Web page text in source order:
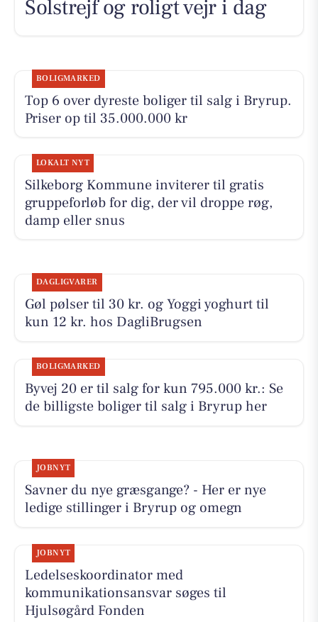
Solstrejf og roligt vejr i dag
BOLIGMARKED
Top 6 over dyreste boliger til salg i Bryrup.
Priser op til 35.000.000 kr
LOKALT NYT
Silkeborg Kommune inviterer til gratis
gruppeforløb for dig, der vil droppe røg,
damp eller snus
DAGLIGVARER
Gøl pølser til 30 kr. og Yoggi yoghurt til
kun 12 kr. hos DagliBrugsen
BOLIGMARKED
Byvej 20 er til salg for kun 795.000 kr.: Se
de billigste boliger til salg i Bryrup her
JOBNYT
Savner du nye græsgange? - Her er nye
ledige stillinger i Bryrup og omegn
JOBNYT
Ledelseskoordinator med
kommunikationsansvar søges til
Hjulsøgård Fonden